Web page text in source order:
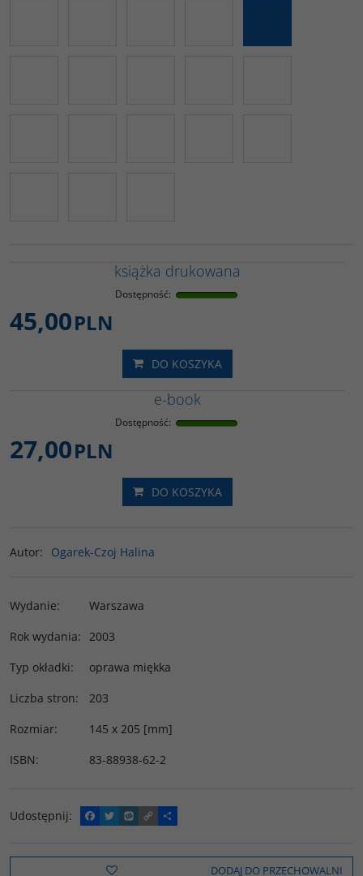
książka drukowana
Dostępność:
45,00PLN
DO KOSZYKA
e-book
Dostępność:
27,00PLN
DO KOSZYKA
Autor: Ogarek-Czoj Halina
Wydanie:
Warszawa
Rok wydania: 2003
Typ okładki:
oprawa miękka
Liczba stron:
203
Rozmiar:
145 x 205 [mm]
ISBN: 83-88938-62-2
Udostępnij:
F
a
e
T
w
t
t
W
y
o
C
o
y
P
o
z
DODAJ DO PRZECHOWALNI